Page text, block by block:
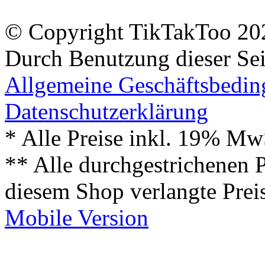
© Copyright TikTakToo
Durch Benutzung dieser
Allgemeine
Datenschutzerklärung
* Alle Preise inkl. 19%
** Alle durchgestrichenen
diesem Shop verlangte
Mobile Version